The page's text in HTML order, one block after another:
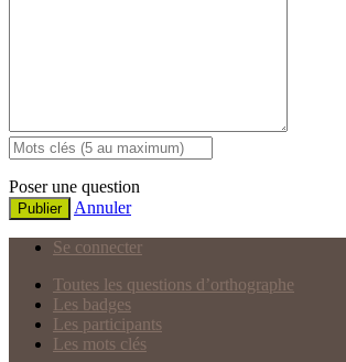
Poser une question
Publier Annuler
Se connecter
Toutes les questions d’orthographe
Les badges
Les participants
Les mots clés